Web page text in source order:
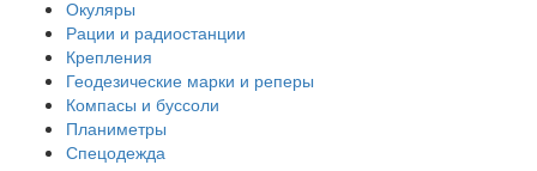
Окуляры
Рации и радиостанции
Крепления
Геодезические марки и реперы
Компасы и буссоли
Планиметры
Спецодежда